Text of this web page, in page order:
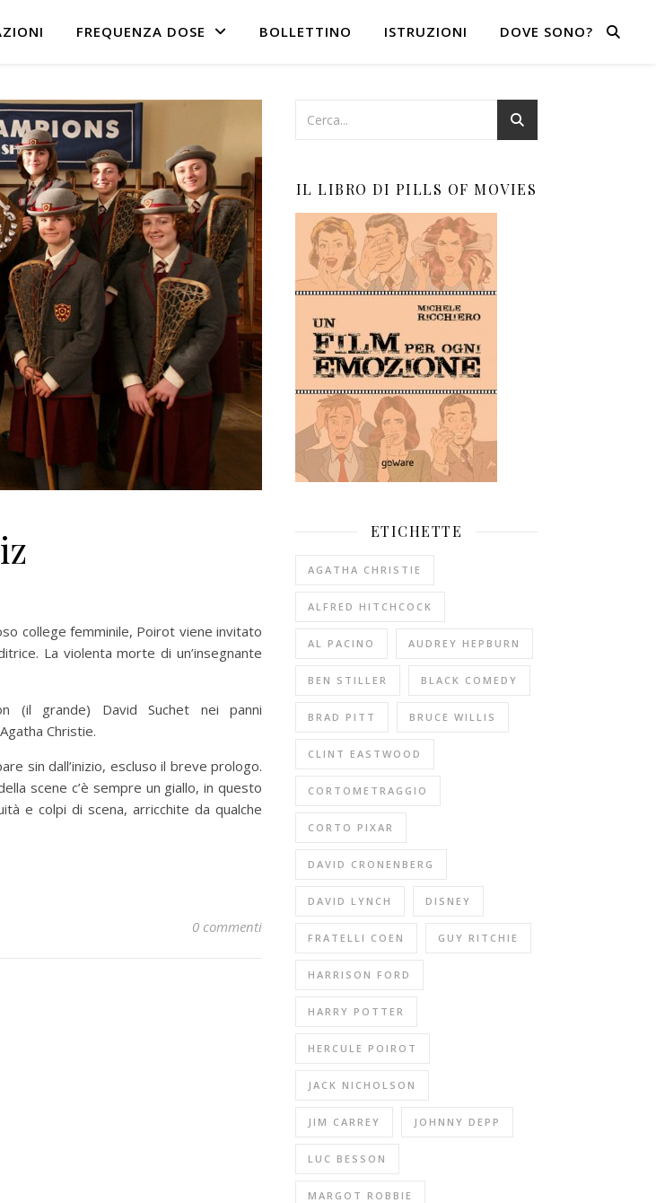
FREQUENZA DOSE BOLLETTINO ISTRUZIONI DOVE SONO?
college femminile, Poirot viene invitato
La violenta morte di un’insegnante
(il grande) David Suchet nei panni
Christie.
sin dall’inizio, escluso il breve prologo.
scene c’è sempre un giallo, in questo
e colpi di scena, arricchite da qualche
0 commenti
IL LIBRO DI PILLS OF MOVIES
ETICHETTE
AGATHA CHRISTIE
ALFRED HITCHCOCK
AL PACINO AUDREY HEPBURN
BEN STILLER BLACK COMEDY
BRAD PITT BRUCE WILLIS
CLINT EASTWOOD
CORTOMETRAGGIO
CORTO PIXAR
DAVID CRONENBERG
DAVID LYNCH DISNEY
FRATELLI COEN GUY RITCHIE
HARRISON FORD
HARRY POTTER
HERCULE POIROT
JACK NICHOLSON
JIM CARREY JOHNNY DEPP
LUC BESSON
MARGOT ROBBIE